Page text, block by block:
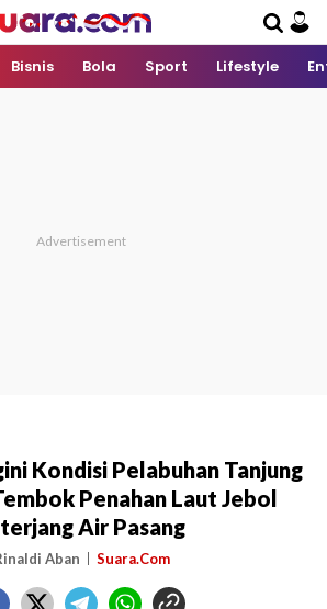
Bisnis Bola Sport Lifestyle
Kondisi Pelabuhan Tanjung
Penahan Laut Jebol
Air Pasang
Aban Suara.Com